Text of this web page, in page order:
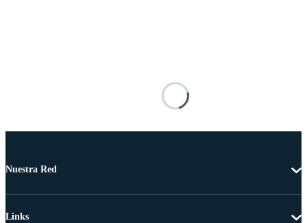
Nuestra Red
Links